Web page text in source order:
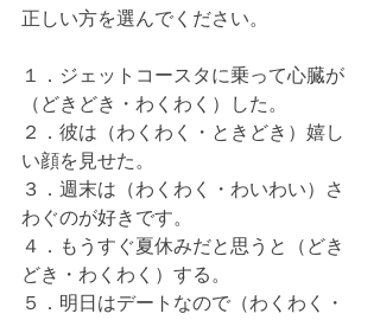
正しい方を選んでください。
１．ジェットコースタに乗って心臓が
（どきどき・わくわく）した。
２．彼は（わくわく・ときどき）嬉し
い顔を見せた。
３．週末は（わくわく・わいわい）さ
わぐのが好きです。
４．もうすぐ夏休みだと思うと（どき
どき・わくわく）する。
５．明日はデートなので（わくわく・